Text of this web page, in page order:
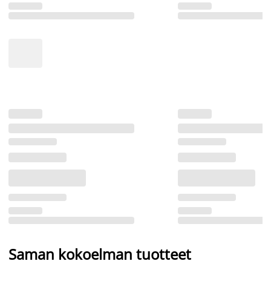
Saman kokoelman tuotteet